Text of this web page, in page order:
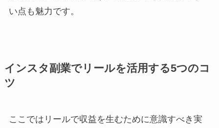
い点も魅力です。
インスタ副業でリールを活用する5つのコ
ツ
ここではリールで収益を生むために意識すべき実